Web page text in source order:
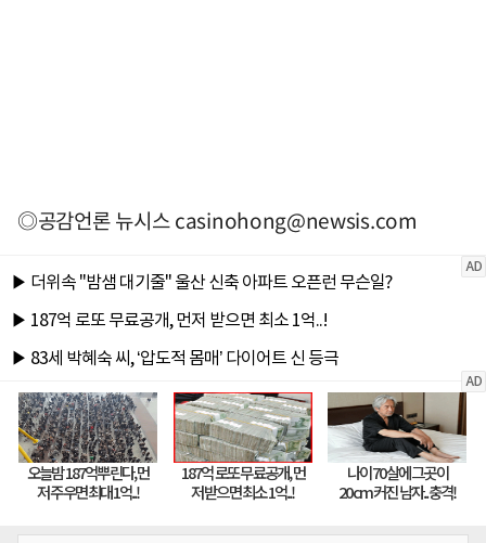
◎공감언론 뉴시스casinohong@newsis.com